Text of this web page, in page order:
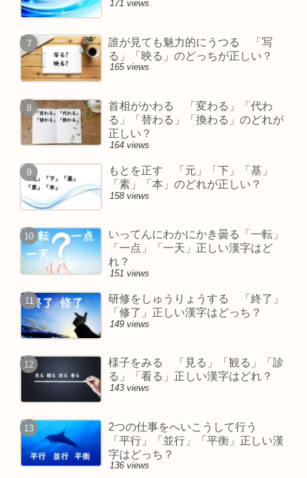
171 views
誰が見ても魅力的にうつる 「写
る」「映る」のどっちが正しい？
165 views
首相がかわる 「変わる」「代わ
る」「替わる」「換わる」のどれが
正しい？
164 views
もとを正す 「元」「下」「基」
「素」「本」のどれが正しい？
158 views
いってんにわかにかき曇る「一転」
「一点」「一天」正しい漢字はど
れ？
151 views
研修をしゅうりょうする 「終了」
「修了」正しい漢字はどっち？
149 views
様子をみる 「見る」「観る」「診
る」「看る」正しい漢字はどれ？
143 views
2つの仕事をへいこうして行う
「平行」「並行」「平衡」正しい漢
字はどっち？
136 views